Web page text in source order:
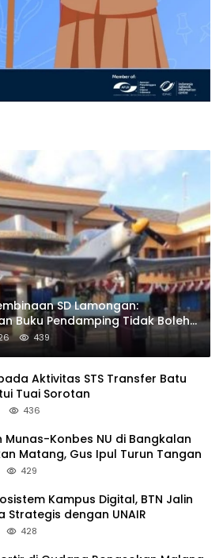
SD Lamongan:
Buku Pendamping Tidak Boleh
439
pada Aktivitas STS Transfer Batu
Tuai Sorotan
436
Munas-Konbes NU di Bangkalan
Matang, Gus Ipul Turun Tangan
429
Kampus Digital, BTN Jalin
Strategis dengan UNAIR
428